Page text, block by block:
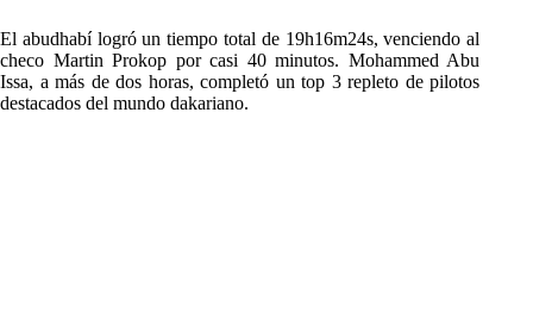
El abudhabí logró un tiempo total de 19h16m24s, venciendo al
checo Martin Prokop por casi 40 minutos. Mohammed Abu
Issa, a más de dos horas, completó un top 3 repleto de pilotos
destacados del mundo dakariano.